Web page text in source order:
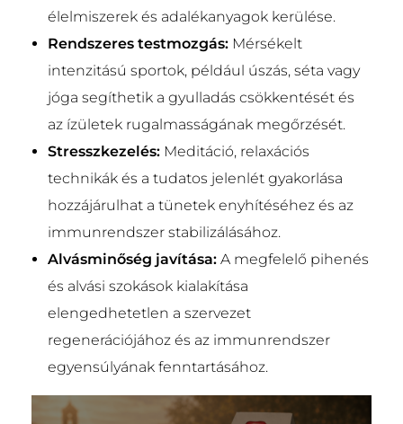
élelmiszerek és adalékanyagok kerülése.
Rendszeres testmozgás:Mérsékelt
intenzitású sportok, például úszás, séta vagy
jóga segíthetik a gyulladás csökkentését és
az ízületek rugalmasságának megőrzését.
Stresszkezelés:Meditáció, relaxációs
technikák és a tudatos jelenlét gyakorlása
hozzájárulhat a tünetek enyhítéséhez és az
immunrendszer stabilizálásához.
Alvásminőség javítása:A megfelelő pihenés
és alvási szokások kialakítása
elengedhetetlen a szervezet
regenerációjához és az immunrendszer
egyensúlyának fenntartásához.